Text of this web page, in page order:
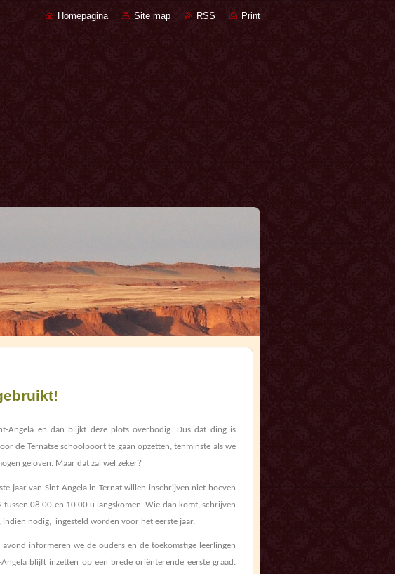
Homepagina Site map RSS Print
Angela en dan blijkt deze plots overbodig. Dus dat ding is
de Ternatse schoolpoort te gaan opzetten, tenminste als we
geloven. Maar dat zal wel zeker?
jaar van Sint-Angela in Ternat willen inschrijven niet hoeven
08.00 en 10.00 u langskomen. Wie dan komt, schrijven
indien nodig, ingesteld worden voor het eerste jaar.
informeren we de ouders en de toekomstige leerlingen
blijft inzetten op een brede oriënterende eerste graad.